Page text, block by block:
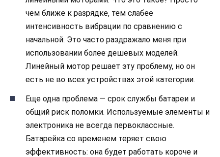
чем ближе к разрядке, тем слабее
интенсивность вибрации по сравнению с
начальной. Это часто раздражало меня при
использовании более дешевых моделей.
Линейный мотор решает эту проблему, но он
есть не во всех устройствах этой категории.
Еще одна проблема — срок службы батареи и
общий риск поломки. Используемые элементы и
электроника не всегда первоклассные.
Батарейка со временем теряет свою
эффективность: она будет работать короче и